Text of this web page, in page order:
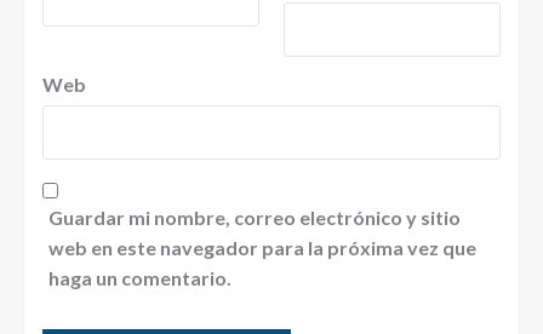
Web
Guardar mi nombre, correo electrónico y sitio
web en este navegador para la próxima vez que
haga un comentario.